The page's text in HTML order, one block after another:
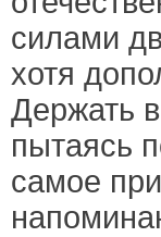
силами
хотя
Держать
пытаясь
самое